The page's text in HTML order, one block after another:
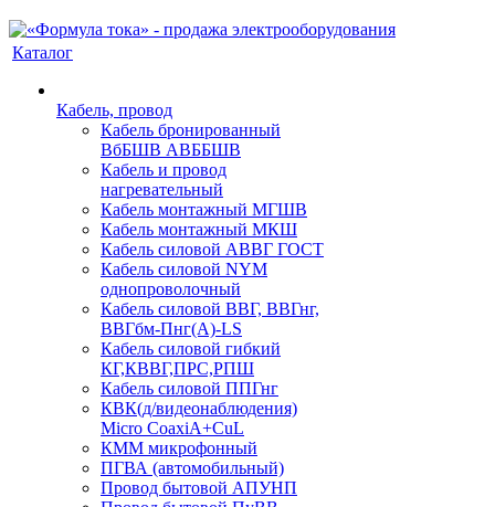
Каталог
Кабель, провод
Кабель бронированный
ВбБШВ АВББШВ
Кабель и провод
нагревательный
Кабель монтажный МГШВ
Кабель монтажный МКШ
Кабель силовой АВВГ ГОСТ
Кабель силовой NYM
однопроволочный
Кабель силовой ВВГ, ВВГнг,
ВВГбм-Пнг(А)-LS
Кабель силовой гибкий
КГ,КВВГ,ПРС,РПШ
Кабель силовой ППГнг
КВК(д/видеонаблюдения)
Micro CoaxiA+CuL
КММ микрофонный
ПГВА (автомобильный)
Провод бытовой АПУНП